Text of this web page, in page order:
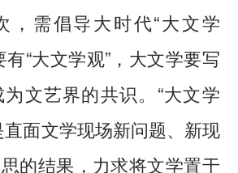
，需倡导大时代“大文学
有“大文学观”，大文学要写
文艺界的共识。“大文学
直面文学现场新问题、新现
的结果，力求将文学置于